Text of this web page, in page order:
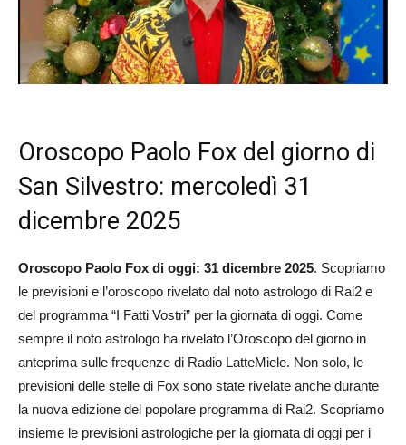
Oroscopo Paolo Fox del giorno di
San Silvestro: mercoledì 31
dicembre 2025
Oroscopo Paolo Fox di oggi: 31 dicembre 2025. Scopriamo
le previsioni e l’oroscopo rivelato dal noto astrologo di Rai2 e
del programma “I Fatti Vostri” per la giornata di oggi. Come
sempre il noto astrologo ha rivelato l’Oroscopo del giorno in
anteprima sulle frequenze di Radio LatteMiele. Non solo, le
previsioni delle stelle di Fox sono state rivelate anche durante
la nuova edizione del popolare programma di Rai2. Scopriamo
insieme le previsioni astrologiche per la giornata di oggi per i